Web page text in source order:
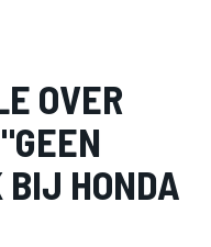
OVER
HONDA